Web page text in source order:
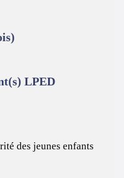
LPED
des jeunes enfants